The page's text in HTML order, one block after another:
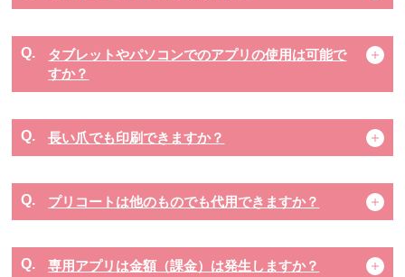
タブレットやパソコンでのアプリの使用は可能で
すか？
長い爪でも印刷できますか？
プリコートは他のものでも代用できますか？
専用アプリは金額（課金）は発生しますか？